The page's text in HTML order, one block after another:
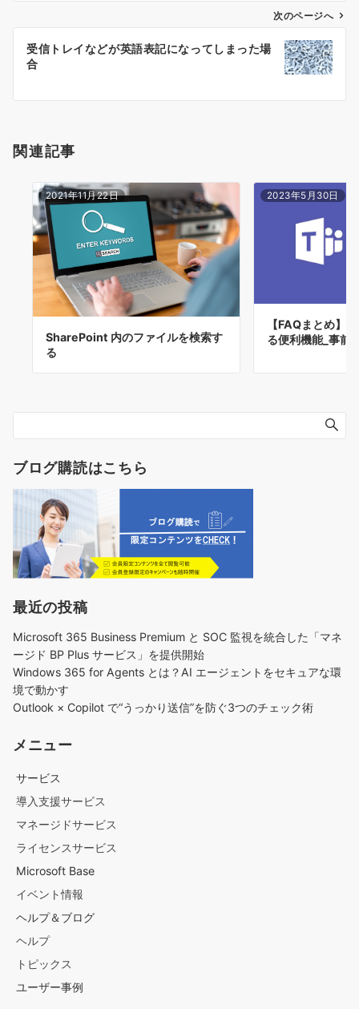
ン
次のページへ
受信トレイなどが英語表記になってしまった場
合
関連記事
2021年11月22日
SharePoint 内のファイルを検索す
る
2023年5月30日
【FAQまとめ】
る便利機能_事前
ブログ購読はこちら
最近の投稿
Microsoft 365 Business Premium と SOC 監視を統合した「マネ
ージド BP Plus サービス」を提供開始
Windows 365 for Agents とは？AI エージェントをセキュアな環
境で動かす
Outlook × Copilot で“うっかり送信”を防ぐ3つのチェック術​
メニュー
サービス
導入支援サービス
マネージドサービス
ライセンスサービス
Microsoft Base
イベント情報
ヘルプ＆ブログ
ヘルプ
トピックス
ユーザー事例